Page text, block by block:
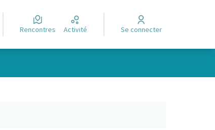
Rencontres Activité Se connecter